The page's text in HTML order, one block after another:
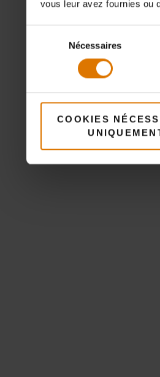
vous leur avez fournies ou
consentement
Nécessaires
COOKIES